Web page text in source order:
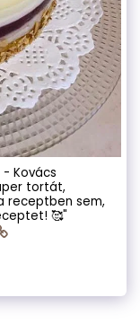
Kovács
tortát,
receptben sem,
🥰"